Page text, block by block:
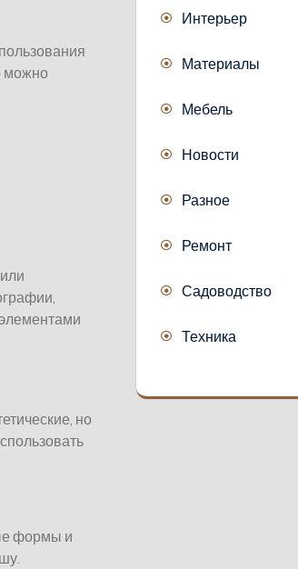
можно
но
формы и
Интерьер
Материалы
Мебель
Новости
Разное
Ремонт
Садоводство
Техника